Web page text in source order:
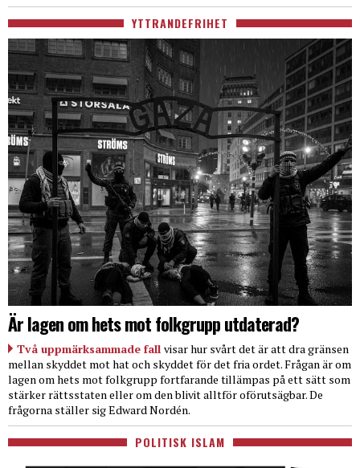
YTTRANDEFRIHET
Är lagen om hets mot folkgrupp utdaterad?
Två uppmärksammade fall visar hur svårt det är att dra gränsen
mellan skyddet mot hat och skyddet för det fria ordet. Frågan är om
lagen om hets mot folkgrupp fortfarande tillämpas på ett sätt som
stärker rättsstaten eller om den blivit alltför oförutsägbar. De
frågorna ställer sig Edward Nordén.
POLITISK ISLAM